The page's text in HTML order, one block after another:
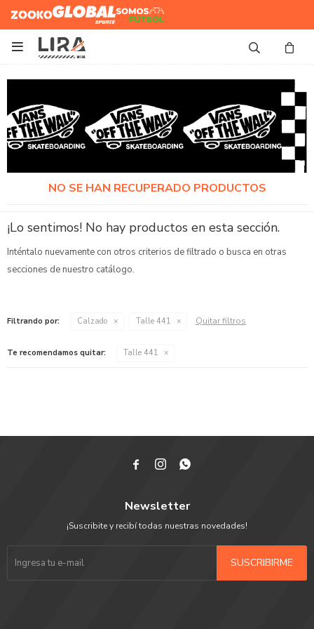
Zooko Global Sports
Somos
Futbol

NO SE HAN RECUPERADO PRODUCTOS
¡Lo sentimos! No hay productos en esta sección.
Inténtalo nuevamente con otros criterios de filtrado o busca en otras
secciones de nuestro catálogo.
Filtrando por: Calzado Talle 441 Quitar filtros
Te recomendamos quitar: Talle 441
  
Newsletter
¡Suscribite y recibí todas nuestras novedades!
SUSCRIBIRME